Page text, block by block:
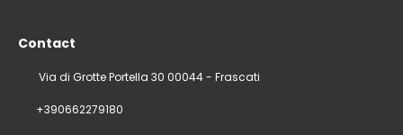
Contact
Via di Grotte Portella 30 00044 - Frascati
+390662279180